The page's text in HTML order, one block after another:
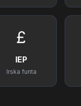
£
IEP
Irska funta